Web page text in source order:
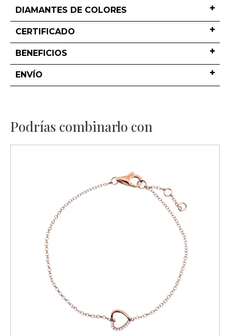
DIAMANTES DE COLORES
CERTIFICADO
BENEFICIOS
ENVÍO
Podrías combinarlo con